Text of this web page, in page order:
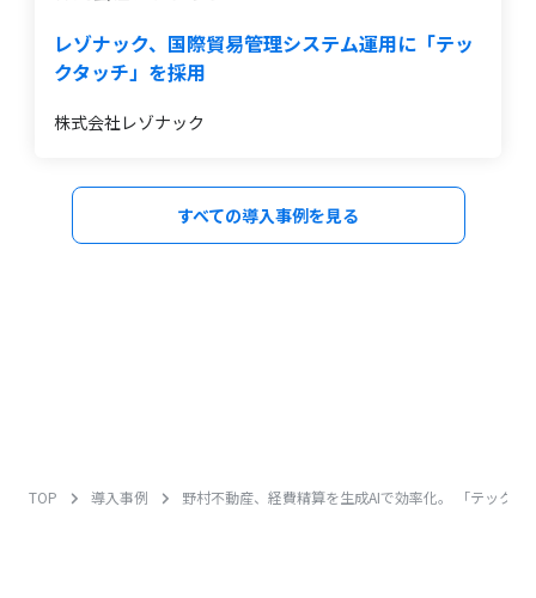
レゾナック、国際貿易管理システム運用に「テッ
クタッチ」を採用
株式会社レゾナック
すべての導入事例を見る
TOP 導入事例 野村不動産、経費精算を生成AIで効率化。 「テック